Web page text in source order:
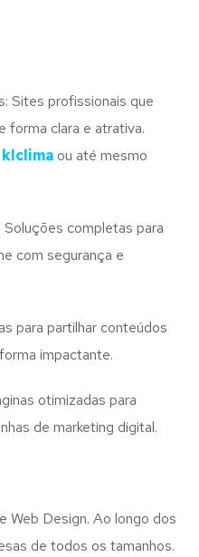
Sites profissionais que
forma clara e atrativa.
klclima ou até mesmo
completas para
com segurança e
para partilhar conteúdos
impactante.
otimizadas para
de marketing digital.
Web Design. Ao longo dos
de todos os tamanhos.